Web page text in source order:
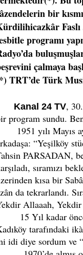
bir
Faslı
programı
çalmaya
TRT’de Türk
* * *
Kanal 24 TV,
program sundu.
1951 yılı Mayıs
“Yeşilköy
PARSADAN,
sıramızı
kısa bir
da tekrarlandı.
Allaaah,
15 Yıl kadar önce
tarafındaki
idi diye sordum ve